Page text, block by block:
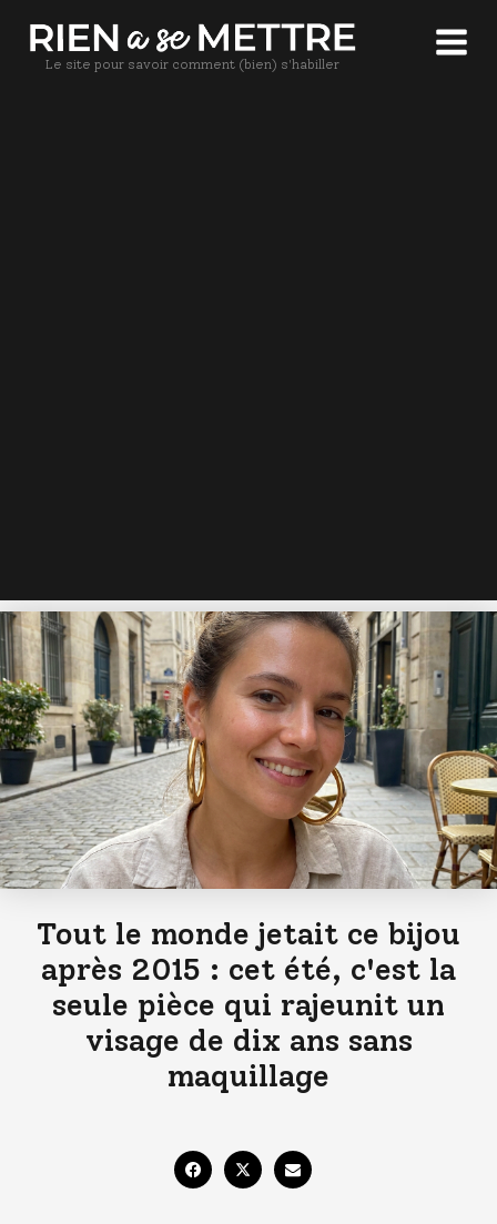
Le site pour savoir comment (bien) s'habiller
Tout le monde jetait ce bijou
après 2015 : cet été, c'est la
seule pièce qui rajeunit un
visage de dix ans sans
maquillage